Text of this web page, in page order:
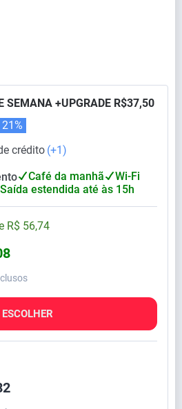
SEMANA +UPGRADE R$37,50
crédito (+1)
21%
Café da manhã
Wi-Fi
Saída estendida até às 15h
R$ 56,74
ESCOLHER